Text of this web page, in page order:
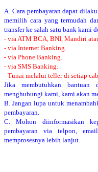
A. Cara pembayaran dapat
memilih cara yang termudah
transfer ke salah satu bank kami
- via ATM BCA, BNI, Mandiri
- via Internet Banking.
- via Phone Banking.
- via SMS Banking.
- Tunai melalui teller di setiap
Jika membutuhkan bantuan
menghubungi kami, kami akan
B. Jangan lupa untuk
pembayaran.
C. Mohon diinformasikan
pembayaran via telpon,
memprosesnya lebih lanjut.